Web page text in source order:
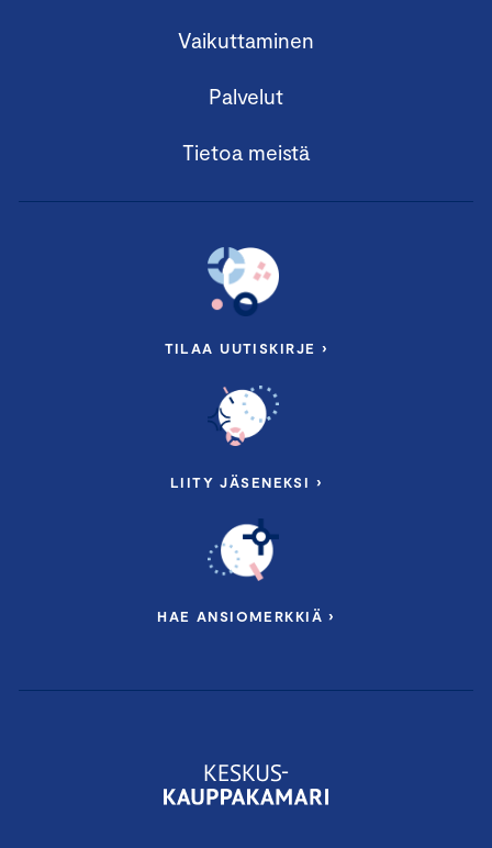
Vaikuttaminen
Palvelut
Tietoa meistä
TILAA UUTISKIRJE ›
LIITY JÄSENEKSI ›
HAE ANSIOMERKKIÄ ›